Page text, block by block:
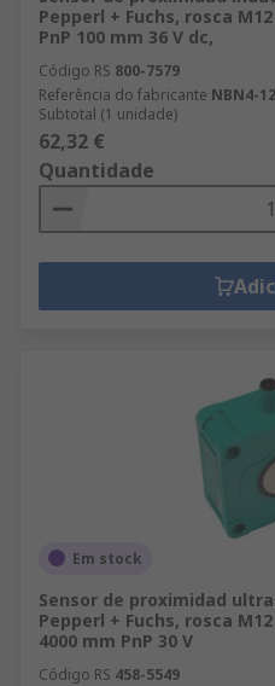
Pepperl + Fuchs, rosca
PnP 100 mm 36 V dc,
Código RS 800-7579
Referência do fabricante NBN4-
Subtotal (1 unidade)
62,32 €
Quantidade
Em stock
Sensor de proximidad
Pepperl + Fuchs, rosca
4000 mm PnP 30 V
Código RS 458-5549